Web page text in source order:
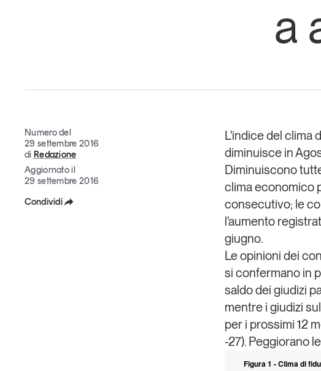
dell’economia a professionisti e consumatori
GS1 Italy Tendenze GS1 Italy
a
Numero del
29 settembre 2016
di Redazione
Aggiornato il
29 settembre 2016
Condividi
L'indice del clima
diminuisce in
Diminuiscono
clima economico
consecutivo; le
l'aumento
giugno.
Le opinioni dei
si confermano in
saldo dei giudizi
mentre i giudizi
per i prossimi 12
-27). Peggiorano
Figura 1 - Clima di